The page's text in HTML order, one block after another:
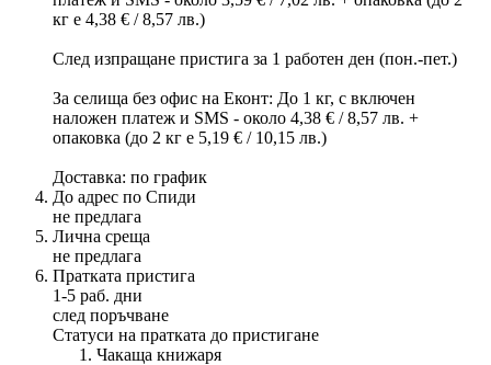
кг е 4,38 € / 8,57 лв.)
След изпращане пристига за 1 работен ден (пон.-пет.)
За селища без офис на Еконт: До 1 кг, с включен
наложен платеж и SMS - около 4,38 € / 8,57 лв. +
опаковка (до 2 кг е 5,19 € / 10,15 лв.)
Доставка: по график
До адрес по Спиди
не предлага
Лична среща
не предлага
Пратката пристига
1-5 раб. дни
след поръчване
Статуси на пратката до пристигане
Чакаща книжаря